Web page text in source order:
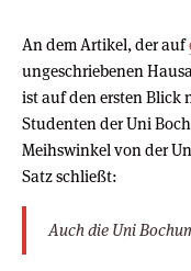
An dem Artikel, der auf
ungeschriebenen
ist auf den ersten Blick
Studenten der Uni
Meihswinkel von der
Satz schließt:
Auch die Uni